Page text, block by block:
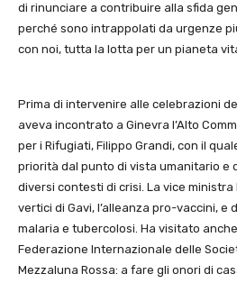
di rinunciare a contribuire alla sfida
perché sono intrappolati da urgenze
con noi, tutta la lotta per un pianeta
Prima di intervenire alle celebrazioni
aveva incontrato a Ginevra l’Alto
per i Rifugiati, Filippo Grandi, con il
priorità dal punto di vista umanitario e
diversi contesti di crisi. La vice
vertici di Gavi, l’alleanza pro-vaccini, e
malaria e tubercolosi. Ha visitato
Federazione Internazionale delle
Mezzaluna Rossa: a fare gli onori di